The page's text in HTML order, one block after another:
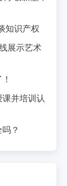
知识产权
展示艺术
并培训认
？